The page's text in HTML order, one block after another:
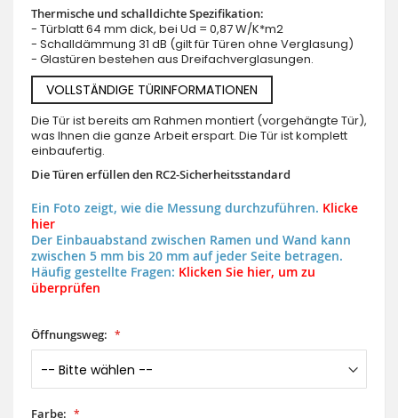
Thermische und schalldichte Spezifikation:
- Türblatt 64 mm dick, bei Ud = 0,87 W/K*m2
- Schalldämmung 31 dB (gilt für Türen ohne Verglasung)
- Glastüren bestehen aus Dreifachverglasungen.
VOLLSTÄNDIGE TÜRINFORMATIONEN
Die Tür ist bereits am Rahmen montiert (vorgehängte Tür),
was Ihnen die ganze Arbeit erspart. Die Tür ist komplett
einbaufertig.
Die Türen erfüllen den RC2-Sicherheitsstandard
Ein Foto zeigt, wie die Messung durchzuführen. Klicke
hier
Der Einbauabstand zwischen Ramen und Wand kann
zwischen 5 mm bis 20 mm auf jeder Seite betragen.
Häufig gestellte Fragen: Klicken Sie hier, um zu
überprüfen
Öffnungsweg:
Farbe: